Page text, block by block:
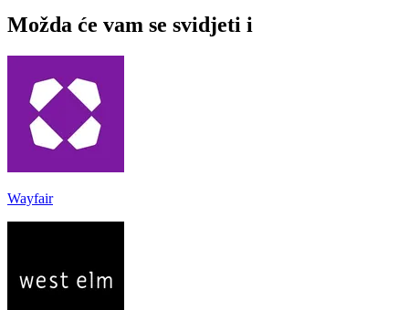
Možda će vam se svidjeti i
Wayfair